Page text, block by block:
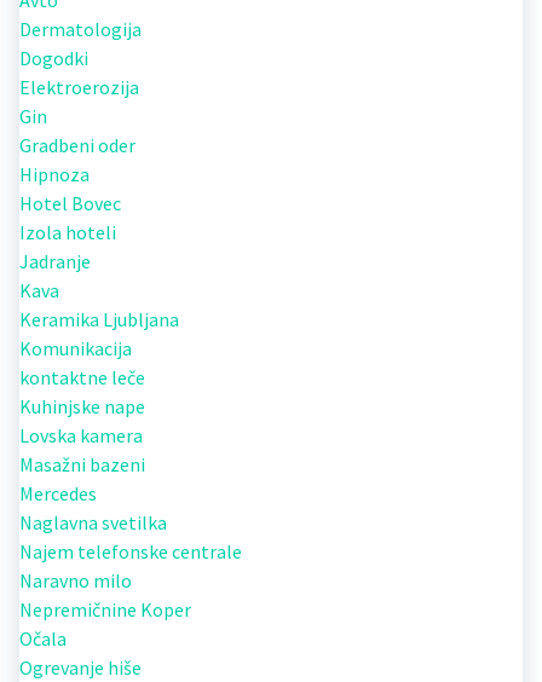
Dermatologija
Dogodki
Elektroerozija
Gin
Gradbeni oder
Hipnoza
Hotel Bovec
Izola hoteli
Jadranje
Kava
Keramika Ljubljana
Komunikacija
kontaktne leče
Kuhinjske nape
Lovska kamera
Masažni bazeni
Mercedes
Naglavna svetilka
Najem telefonske centrale
Naravno milo
Nepremičnine Koper
Očala
Ogrevanje hiše